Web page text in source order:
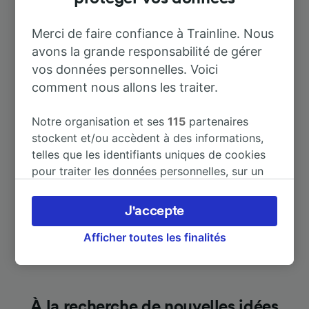
À Castiglione Cosentino
À Cava dei Tirreni 34 m
À Duomo - Via Vernieri
À Eboli 42 m
Afficher plus de destinations
Merci de faire confiance à Trainline. Nous
avons la grande responsabilité de gérer
vos données personnelles. Voici
comment nous allons les traiter.
Notre organisation et ses115 partenaires
stockent et/ou accèdent à des informations,
telles que les identifiants uniques de cookies
pour traiter les données personnelles, sur un
préférences, notamment en exerçant votre
droit d’opposition à l’intérêt légitime, en
cliquant ci-dessous ou à tout moment sur la
Vos données ne seront pas utilisées à des fins
Afficher toutes les finalités
J'accepte